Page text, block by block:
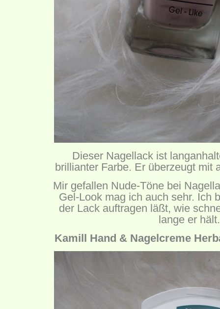
Dieser Nagellack ist
brillianter Farbe. Er überzeugt mit
Mir gefallen Nude-Töne bei
Gel-Look mag ich auch sehr. Ich
der Lack auftragen läßt, wie
lange er hält.
Kamill Hand & Nagelcreme